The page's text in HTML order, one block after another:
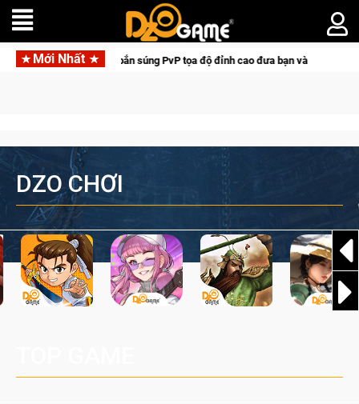
Mới Nhất
Hunter: Game bắn súng PvP tọa độ đỉnh cao đưa bạn vào các chiến dịch
DZO CHƠI